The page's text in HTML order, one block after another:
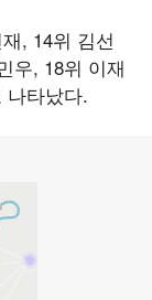
, 14위 김선
우, 18위 이재
나타났다.